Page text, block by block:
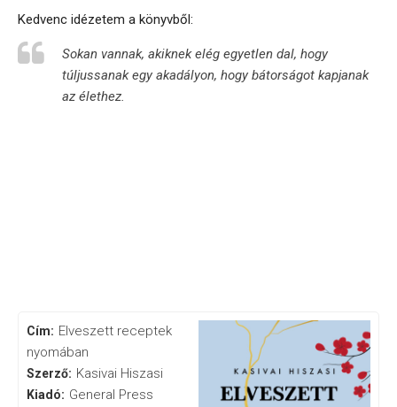
Kedvenc idézetem a könyvből:
Sokan vannak, akiknek elég egyetlen dal, hogy
túljussanak egy akadályon, hogy bátorságot kapjanak
az élethez.
Cím: Elveszett receptek
nyomában
Szerző: Kasivai Hiszasi
Kiadó: General Press